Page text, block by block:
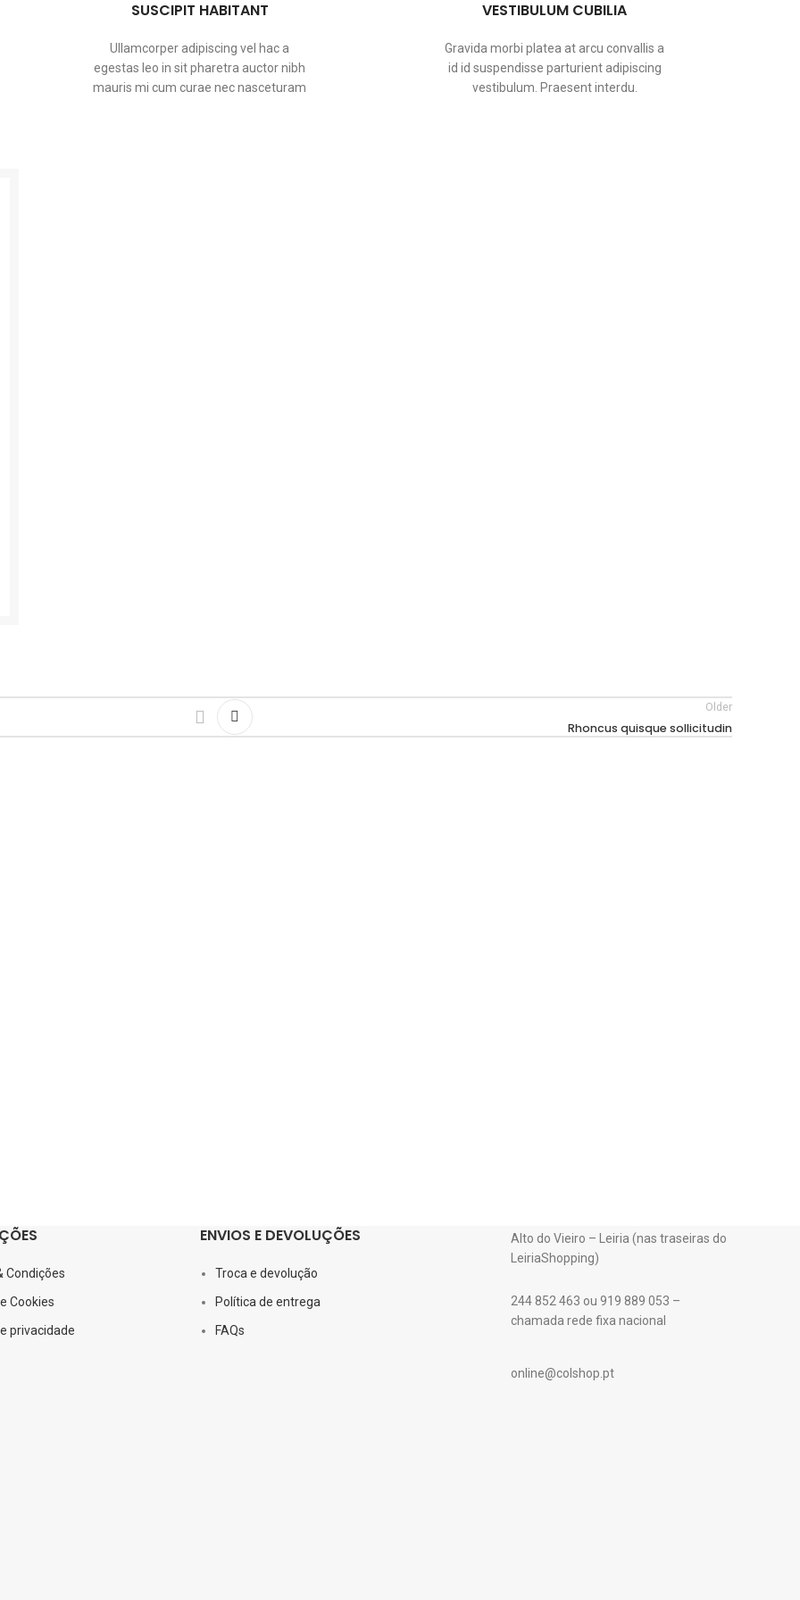
SUSCIPIT HABITANT
Ullamcorper adipiscing vel hac a
egestas leo in sit pharetra auctor nibh
mauris mi cum curae nec nasceturam
VESTIBULUM CUBILIA
Gravida morbi platea at arcu convallis a
id id suspendisse parturient adipiscing
vestibulum. Praesent interdu.
Older
Rhoncus quisque sollicitudin
Condições
Cookies
privacidade
ENVIOS E DEVOLUÇÕES
Troca e devolução
Política de entrega
FAQs
Alto do Vieiro – Leiria (nas traseiras do
LeiriaShopping)
244 852 463 ou 919 889 053 –
chamada rede fixa nacional
online@colshop.pt